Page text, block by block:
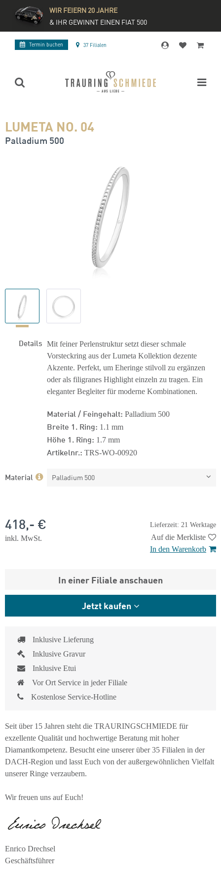
WIR FEIERN 20 JAHRE
& IHR GEWINNT EINEN FIAT 500
Termin buchen 37 Filialen
LUMETA NO. 04
Palladium 500
Details Mit feiner Perlenstruktur setzt dieser schmale
Vorsteckring aus der Lumeta Kollektion dezente
Akzente. Perfekt, um Eheringe stilvoll zu ergänzen
oder als filigranes Highlight einzeln zu tragen. Ein
eleganter Begleiter für moderne Kombinationen.
Material / Feingehalt: Palladium 500
Breite 1. Ring: 1.1 mm
Höhe 1. Ring: 1.7 mm
Artikelnr.: TRS-WO-00920
Material Palladium 500
Lieferzeit: 21 Werktage
418,- €
inkl. MwSt.
Auf die Merkliste
In den Warenkorb
In einer Filiale anschauen
Jetzt kaufen
Inklusive Lieferung
Inklusive Gravur
Inklusive Etui
Vor Ort Service in jeder Filiale
Kostenlose Service-Hotline
Seit über 15 Jahren steht die TRAURINGSCHMIEDE für
exzellente Qualität und hochwertige Beratung mit hoher
Diamantkompetenz. Besucht eine unserer über 35 Filialen in der
DACH-Region und lasst Euch von der außergewöhnlichen Vielfalt
unserer Ringe verzaubern.
Wir freuen uns auf Euch!
Enrico Drechsel
Geschäftsführer